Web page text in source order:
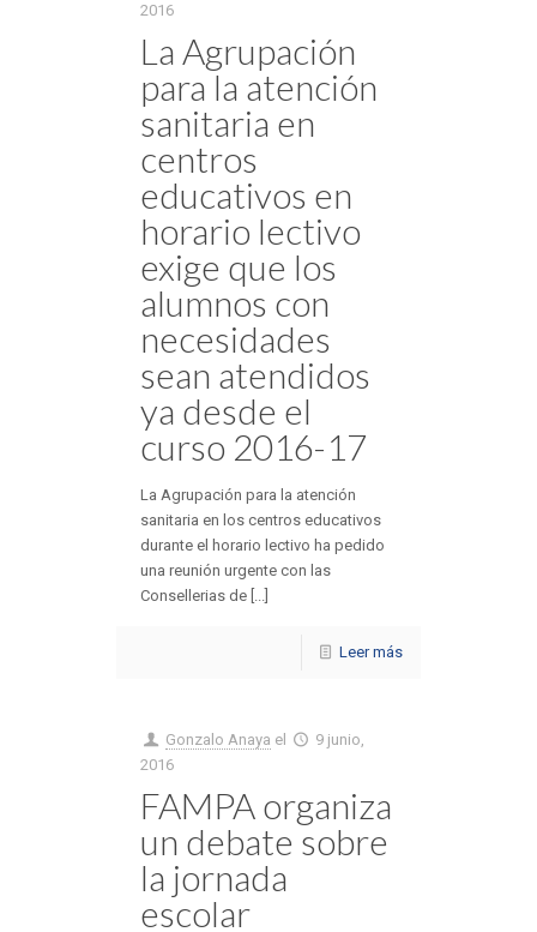
2016
La Agrupación
para la atención
sanitaria en
centros
educativos en
horario lectivo
exige que los
alumnos con
necesidades
sean atendidos
ya desde el
curso 2016-17
La Agrupación para la atención
sanitaria en los centros educativos
durante el horario lectivo ha pedido
una reunión urgente con las
Consellerias de [...]
Leer más
Gonzalo Anaya el
9 junio,
2016
FAMPA organiza
un debate sobre
la jornada
escolar